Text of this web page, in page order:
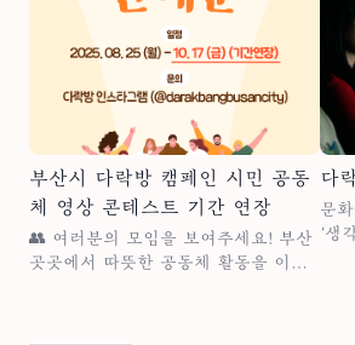
부산시 다락방 캠페인 시민 공동
체 영상 콘테스트 기간 연장
👥 여러분의 모임을 보여주세요! 부산
곳곳에서 따뜻한 공동체 활동을 이어
다
문화
‘생